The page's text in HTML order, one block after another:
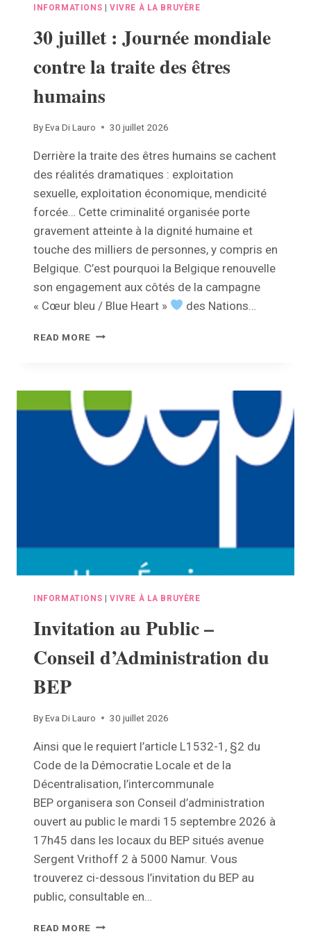
INFORMATIONS VIVRE À LA BRUYÈRE
30 juillet : Journée mondiale
contre la traite des êtres
humains
ByEva Di Lauro 30 juillet 2026
Derrière la traite des êtres humains se cachent
des réalités dramatiques : exploitation
sexuelle, exploitation économique, mendicité
forcée… Cette criminalité organisée porte
gravement atteinte à la dignité humaine et
touche des milliers de personnes, y compris en
Belgique. C’est pourquoi la Belgique renouvelle
son engagement aux côtés de la campagne
« Cœur bleu / Blue Heart »
des Nations…
READ MORE 30
MONDIALE
CONTRE
LA
TRAITE
ÊTRES
INFORMATIONS VIVRE À LA BRUYÈRE
Invitation au Public –
Conseil d’Administration du
BEP
ByEva Di Lauro 30 juillet 2026
Ainsi que le requiert l’article L1532-1, §2 du
Code de la Démocratie Locale et de la
Décentralisation, l’intercommunale
BEP organisera son Conseil d’administration
ouvert au public le mardi 15 septembre 2026 à
17h45 dans les locaux du BEP situés avenue
Sergent Vrithoff 2 à 5000 Namur. Vous
trouverez ci-dessous l’invitation du BEP au
public, consultable en…
READ MORE INVITATION